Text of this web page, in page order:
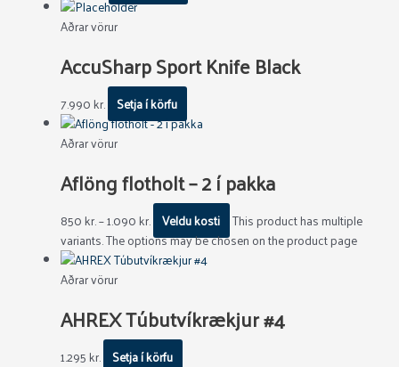
Aðrar vörur
AccuSharp Sport Knife Black
7.990kr. Setja í körfu
Aðrar vörur
Aflöng flotholt – 2 í pakka
850kr.–1.090kr. Veldu kosti This product has multiple
variants. The options may be chosen on the product page
Aðrar vörur
AHREX Túbutvíkrækjur #4
1.295kr. Setja í körfu